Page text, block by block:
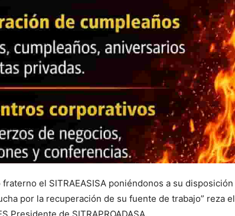
el SITRAEASISA poniéndonos a su disposición
por la recuperación de su fuente de trabajo” reza el